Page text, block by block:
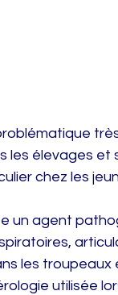
les élevages et
chez les
un agent
les troupeaux
utilisée